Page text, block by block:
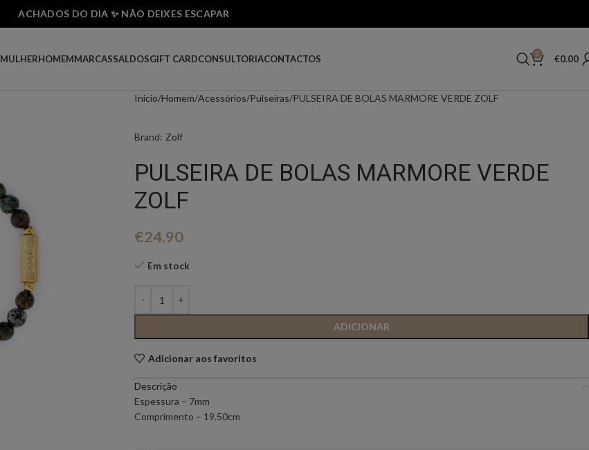
ACHADOS DO DIA ✨ NÃO DEIXES ESCAPAR
MULHERHOMEMMARCAS
PONTO CHIC PREMIUM ANIYE BY
SALDOSGIFT CARDCONSULTORIACONTACTOS 0 €0.00
Início Homem Acessórios Pulseiras PULSEIRA DE BOLAS MARMORE VERDE ZOLF
Brand: Zolf
PULSEIRA DE BOLAS MARMORE VERDE
ZOLF
€24.90
Em stock
ADICIONAR
Adicionar aos favoritos
Descrição
Espessura – 7mm
Comprimento – 19.50cm